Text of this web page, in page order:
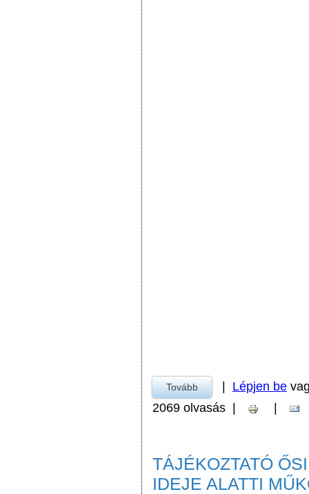
Tovább a Ősi község Települési
Lépjen be
2069 olvasás
TÁJÉKOZTATÓ
IDEJE ALATTI